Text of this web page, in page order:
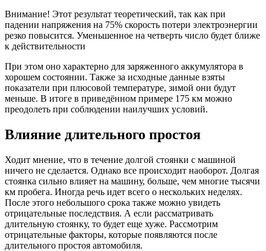
Внимание! Этот результат теоретический, так как при
падении напряжения на 75% скорость потери электроэнергии
резко повысится. Уменьшенное на четверть число будет ближе
к действительности
При этом оно характерно для заряженного аккумулятора в
хорошем состоянии. Также за исходные данные взяты
показатели при плюсовой температуре, зимой они будут
меньше. В итоге в приведённом примере 175 км можно
преодолеть при соблюдении наилучших условий.
Влияние длительного простоя
Ходит мнение, что в течение долгой стоянки с машиной
ничего не сделается. Однако все происходит наоборот. Долгая
стоянка сильно влияет на машину, больше, чем многие тысячи
км пробега. Иногда речь идет всего о нескольких неделях.
После этого небольшого срока также можно увидеть
отрицательные последствия. А если рассматривать
длительную стоянку, то будет еще хуже. Рассмотрим
отрицательные факторы, которые появляются после
длительного простоя автомобиля.